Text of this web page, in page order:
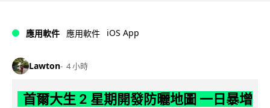
應用軟件 應用軟件 iOS App
Lawton 4 小時
首爾大生 2 星期開發防曬地圖 一日暴增